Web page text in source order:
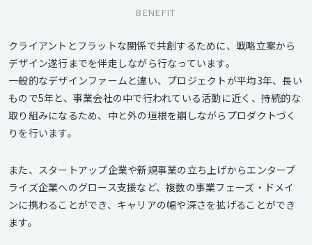
BENEFIT
クライアントとフラットな関係で共創するために、戦略立案から
デザイン遂行までを伴走しながら行なっています。
一般的なデザインファームと違い、プロジェクトが平均3年、長い
もので5年と、事業会社の中で行われている活動に近く、持続的な
取り組みになるため、中と外の垣根を崩しながらプロダクトづく
りを行います。
また、スタートアップ企業や新規事業の立ち上げからエンタープ
ライズ企業へのグロース支援など、複数の事業フェーズ・ドメイ
ンに携わることができ、キャリアの幅や深さを拡げることができ
ます。